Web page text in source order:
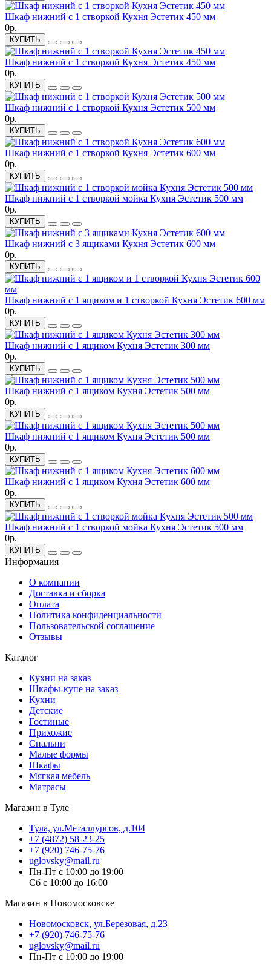
Шкаф нижний с 1 створкой Кухня Эстетик 450 мм
0р.
КУПИТЬ
Шкаф нижний с 1 створкой Кухня Эстетик 450 мм
0р.
КУПИТЬ
Шкаф нижний с 1 створкой Кухня Эстетик 500 мм
0р.
КУПИТЬ
Шкаф нижний с 1 створкой Кухня Эстетик 600 мм
0р.
КУПИТЬ
Шкаф нижний с 1 створкой мойка Кухня Эстетик 500 мм
0р.
КУПИТЬ
Шкаф нижний с 3 ящиками Кухня Эстетик 600 мм
0р.
КУПИТЬ
Шкаф нижний с 1 ящиком и 1 створкой Кухня Эстетик 600 мм
0р.
КУПИТЬ
Шкаф нижний с 1 ящиком Кухня Эстетик 300 мм
0р.
КУПИТЬ
Шкаф нижний с 1 ящиком Кухня Эстетик 500 мм
0р.
КУПИТЬ
Шкаф нижний с 1 ящиком Кухня Эстетик 500 мм
0р.
КУПИТЬ
Шкаф нижний с 1 ящиком Кухня Эстетик 600 мм
0р.
КУПИТЬ
Шкаф нижний с 1 створкой мойка Кухня Эстетик 500 мм
0р.
КУПИТЬ
Информация
О компании
Доставка и сборка
Оплата
Политика конфиденциальности
Пользовательской соглашение
Отзывы
Каталог
Кухни на заказ
Шкафы-купе на заказ
Кухни
Детские
Гостиные
Прихожие
Спальни
Малые формы
Шкафы
Мягкая мебель
Матрасы
Магазин в Туле
Тула, ул.Металлургов, д.104
+7 (4872) 58-23-25
+7 (920) 746-75-76
uglovsky@mail.ru
Пн-Пт с 10:00 до 19:00
Сб с 10:00 до 16:00
Магазин в Новомосковске
Новомосковск, ул.Березовая, д.23
+7 (920) 746-75-76
uglovsky@mail.ru
Пн-Пт с 10:00 до 19:00